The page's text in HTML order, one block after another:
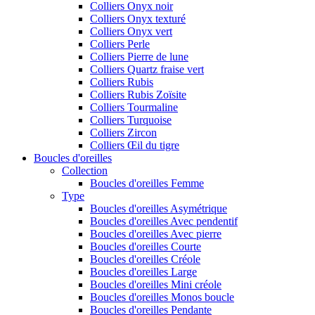
Colliers Onyx noir
Colliers Onyx texturé
Colliers Onyx vert
Colliers Perle
Colliers Pierre de lune
Colliers Quartz fraise vert
Colliers Rubis
Colliers Rubis Zoïsite
Colliers Tourmaline
Colliers Turquoise
Colliers Zircon
Colliers Œil du tigre
Boucles d'oreilles
Collection
Boucles d'oreilles Femme
Type
Boucles d'oreilles Asymétrique
Boucles d'oreilles Avec pendentif
Boucles d'oreilles Avec pierre
Boucles d'oreilles Courte
Boucles d'oreilles Créole
Boucles d'oreilles Large
Boucles d'oreilles Mini créole
Boucles d'oreilles Monos boucle
Boucles d'oreilles Pendante